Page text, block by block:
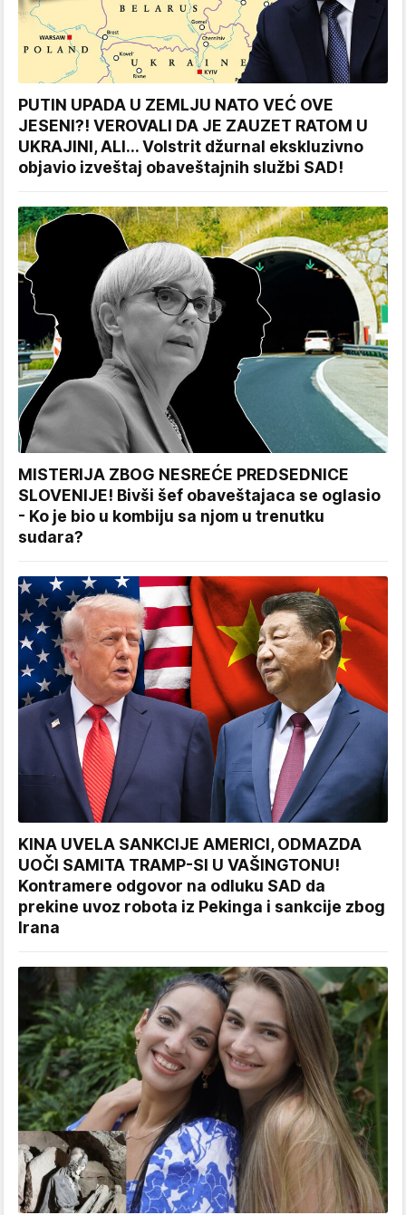
PUTIN UPADA U ZEMLJU NATO VEĆ OVE
JESENI?! VEROVALI DA JE ZAUZET RATOM U
UKRAJINI, ALI... Volstrit džurnal ekskluzivno
objavio izveštaj obaveštajnih službi SAD!
MISTERIJA ZBOG NESREĆE PREDSEDNICE
SLOVENIJE! Bivši šef obaveštajaca se oglasio
- Ko je bio u kombiju sa njom u trenutku
sudara?
KINA UVELA SANKCIJE AMERICI, ODMAZDA
UOČI SAMITA TRAMP-SI U VAŠINGTONU!
Kontramere odgovor na odluku SAD da
prekine uvoz robota iz Pekinga i sankcije zbog
Irana